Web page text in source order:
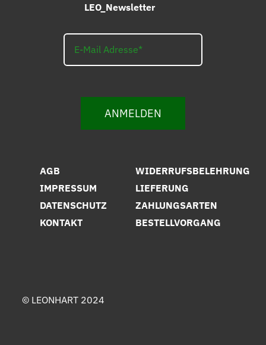
LEO_Newsletter
ANMELDEN
AGB
IMPRESSUM
DATENSCHUTZ
KONTAKT
WIDERRUFSBELEHRUNG
LIEFERUNG
ZAHLUNGSARTEN
BESTELLVORGANG
© LEONHART 2024